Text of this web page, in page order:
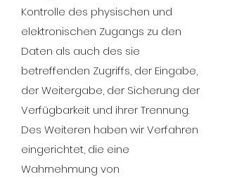
Kontrolle des physischen und
elektronischen Zugangs zu den
Daten als auch des sie
betreffenden Zugriffs, der Eingabe,
der Weitergabe, der Sicherung der
Verfügbarkeit und ihrer Trennung.
Des Weiteren haben wir Verfahren
eingerichtet, die eine
Wahrnehmung von